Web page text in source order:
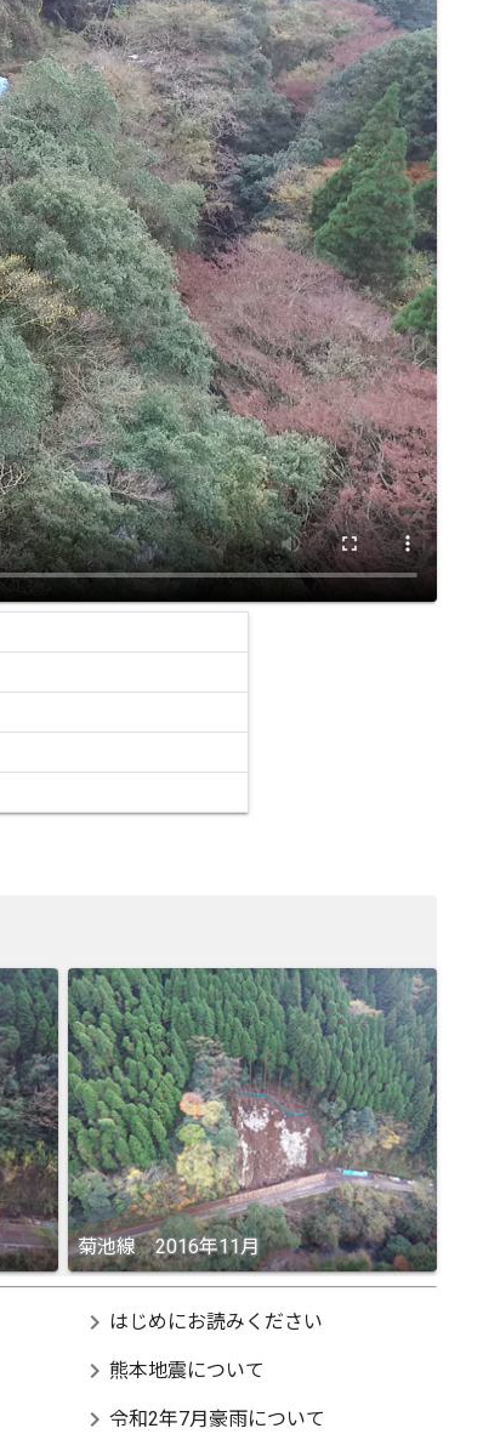
菊池線 2016年11月
chevron_right はじめにお読みください
chevron_right 熊本地震について
chevron_right 令和2年7月豪雨について